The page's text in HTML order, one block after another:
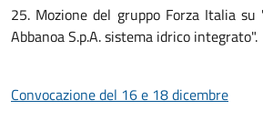
25. Mozione del gruppo Forza Italia
Abbanoa S.p.A. sistema idrico integrato".
Convocazione del 16 e 18 dicembre